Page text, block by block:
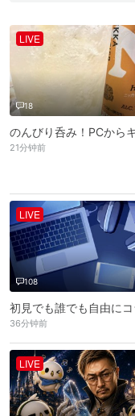
LIVE
18
21分钟前
LIVE
108
36分钟前
LIVE